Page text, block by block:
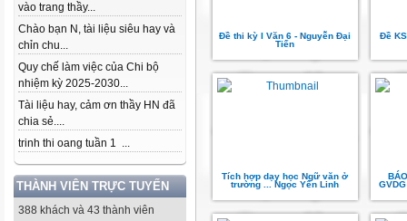
vào trang thầy...
Chào bạn N, tài liệu siêu hay và
chỉn chu...
Quy chế làm việc của Chi bộ
nhiệm kỳ 2025-2030...
Tài liệu hay, cảm ơn thầy HN đã
chia sẻ....
trinh thi oang tuần 1 ...
THÀNH VIÊN TRỰC TUYẾN
388 khách và 43 thành viên
Đề thi kỳ I Văn 6 - Nguyễn Đại
Tiến
Đề
Tích hợp dạy học Ngữ văn ở
trường ... Ngọc Yến Linh